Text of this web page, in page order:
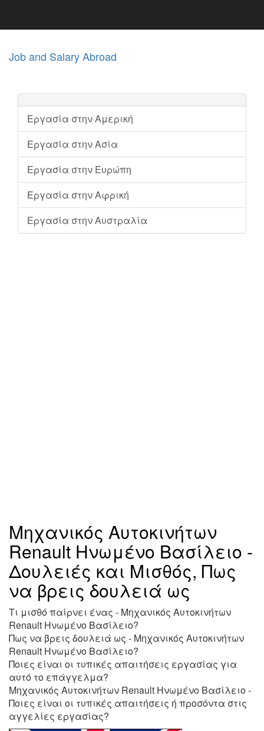
Job and Salary Abroad
Εργασία στην Αμερική
Εργασία στην Ασία
Εργασία στην Ευρώπη
Εργασία στην Αφρική
Εργασία στην Αυστραλία
Μηχανικός Αυτοκινήτων
Renault Ηνωμένο Βασίλειο -
Δουλειές και Μισθός, Πως
να βρεις δουλειά ως
Τι μισθό παίρνει ένας - Μηχανικός Αυτοκινήτων
Renault Ηνωμένο Βασίλειο?
Πως να βρεις δουλειά ως - Μηχανικός Αυτοκινήτων
Renault Ηνωμένο Βασίλειο?
Ποιες είναι οι τυπικές απαιτήσεις εργασίας για
αυτό το επάγγελμα?
Μηχανικός Αυτοκινήτων Renault Ηνωμένο Βασίλειο -
Ποιες είναι οι τυπικές απαιτήσεις ή προσόντα στις
αγγελίες εργασίας?